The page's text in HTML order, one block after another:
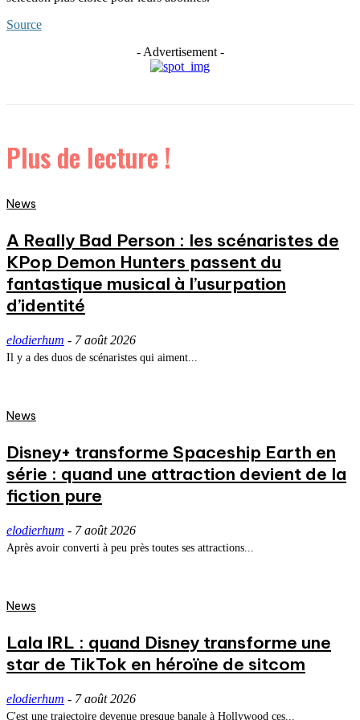
Source
- Advertisement -
Plus de lecture !
News
A Really Bad Person : les scénaristes de
KPop Demon Hunters passent du
fantastique musical à l’usurpation
d’identité
elodierhum - 7 août 2026
Il y a des duos de scénaristes qui aiment...
News
Disney+ transforme Spaceship Earth en
série : quand une attraction devient de la
fiction pure
elodierhum - 7 août 2026
Après avoir converti à peu près toutes ses attractions...
News
Lala IRL : quand Disney transforme une
star de TikTok en héroïne de sitcom
elodierhum - 7 août 2026
C'est une trajectoire devenue presque banale à Hollywood ces...